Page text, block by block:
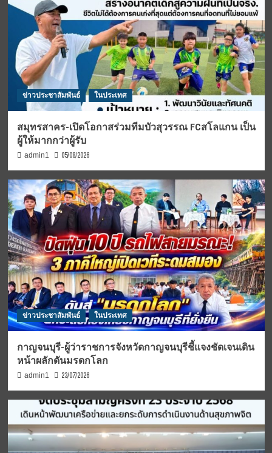
ข่าวประชาสัมพันธ์ ในประเทศ
สมุทรสาคร-เปิดโอกาสร่วมทีมบัวสุวรรณ FCสโลแกน เป็น
ผู้ให้มากกว่าผู้รับ
admin1 05/08/2026
ข่าวประชาสัมพันธ์ ในประเทศ
กาญจนบุรี-ผู้ว่าราชการจังหวัดกาญจนบุรีชี้แจงชัดเจนเดิน
หน้าผลักดันมรดกโลก
admin1 23/07/2026